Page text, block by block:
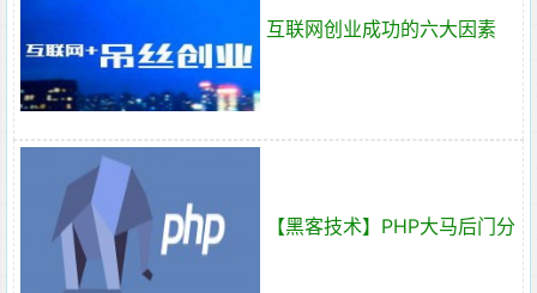
互联网创业成功的六大因素
【黑客技术】PHP大马后门分